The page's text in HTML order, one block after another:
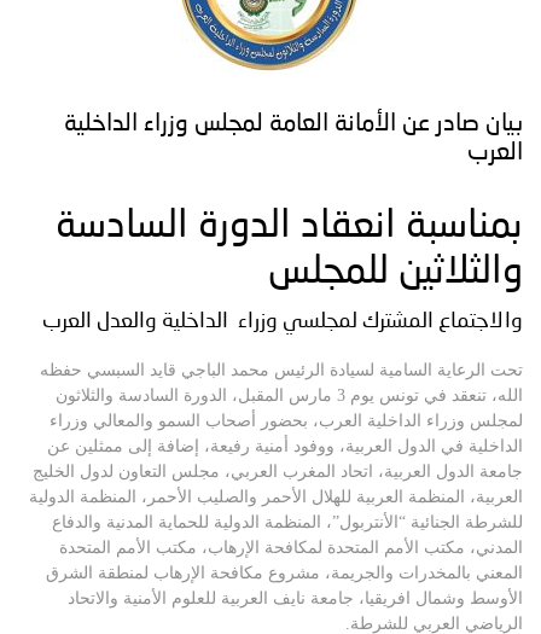
أصداء
إعلانات
نحن
اتصل
بنا
بيان صادر عن الأمانة العامة لمجلس وزراء الداخلية
العرب
بمناسبة انعقاد الدورة السادسة
والثلاثين للمجلس
والاجتماع المشترك لمجلسي وزراء الداخلية والعدل العرب
تحت الرعاية السامية لسيادة الرئيس محمد الباجي قايد السبسي حفظه
الله، تنعقد في تونس يوم 3 مارس المقبل، الدورة السادسة والثلاثون
لمجلس وزراء الداخلية العرب، بحضور أصحاب السمو والمعالي وزراء
الداخلية في الدول العربية، ووفود أمنية رفيعة، إضافة إلى ممثلين عن
جامعة الدول العربية، اتحاد المغرب العربي، مجلس التعاون لدول الخليج
العربية، المنظمة العربية للهلال الأحمر والصليب الأحمر، المنظمة الدولية
للشرطة الجنائية “الأنتربول”، المنظمة الدولية للحماية المدنية والدفاع
المدني، مكتب الأمم المتحدة لمكافحة الإرهاب، مكتب الأمم المتحدة
المعني بالمخدرات والجريمة، مشروع مكافحة الإرهاب لمنطقة الشرق
الأوسط وشمال افريقيا، جامعة نايف العربية للعلوم الأمنية والاتحاد
الرياضي العربي للشرطة.